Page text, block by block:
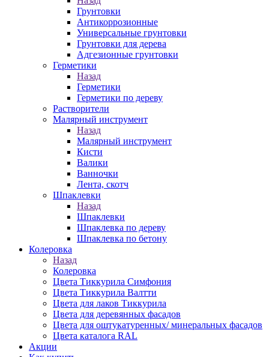
Грунтовки
Антикоррозионные
Универсальные грунтовки
Грунтовки для дерева
Адгезионные грунтовки
Герметики
Назад
Герметики
Герметики по дереву
Растворители
Малярный инструмент
Назад
Малярный инструмент
Кисти
Валики
Ванночки
Лента, скотч
Шпаклевки
Назад
Шпаклевки
Шпаклевка по дереву
Шпаклевка по бетону
Колеровка
Назад
Колеровка
Цвета Тиккурила Симфония
Цвета Тиккурила Валтти
Цвета для лаков Тиккурила
Цвета для деревянных фасадов
Цвета для оштукатуренных/ минеральных фасадов
Цвета каталога RAL
Акции